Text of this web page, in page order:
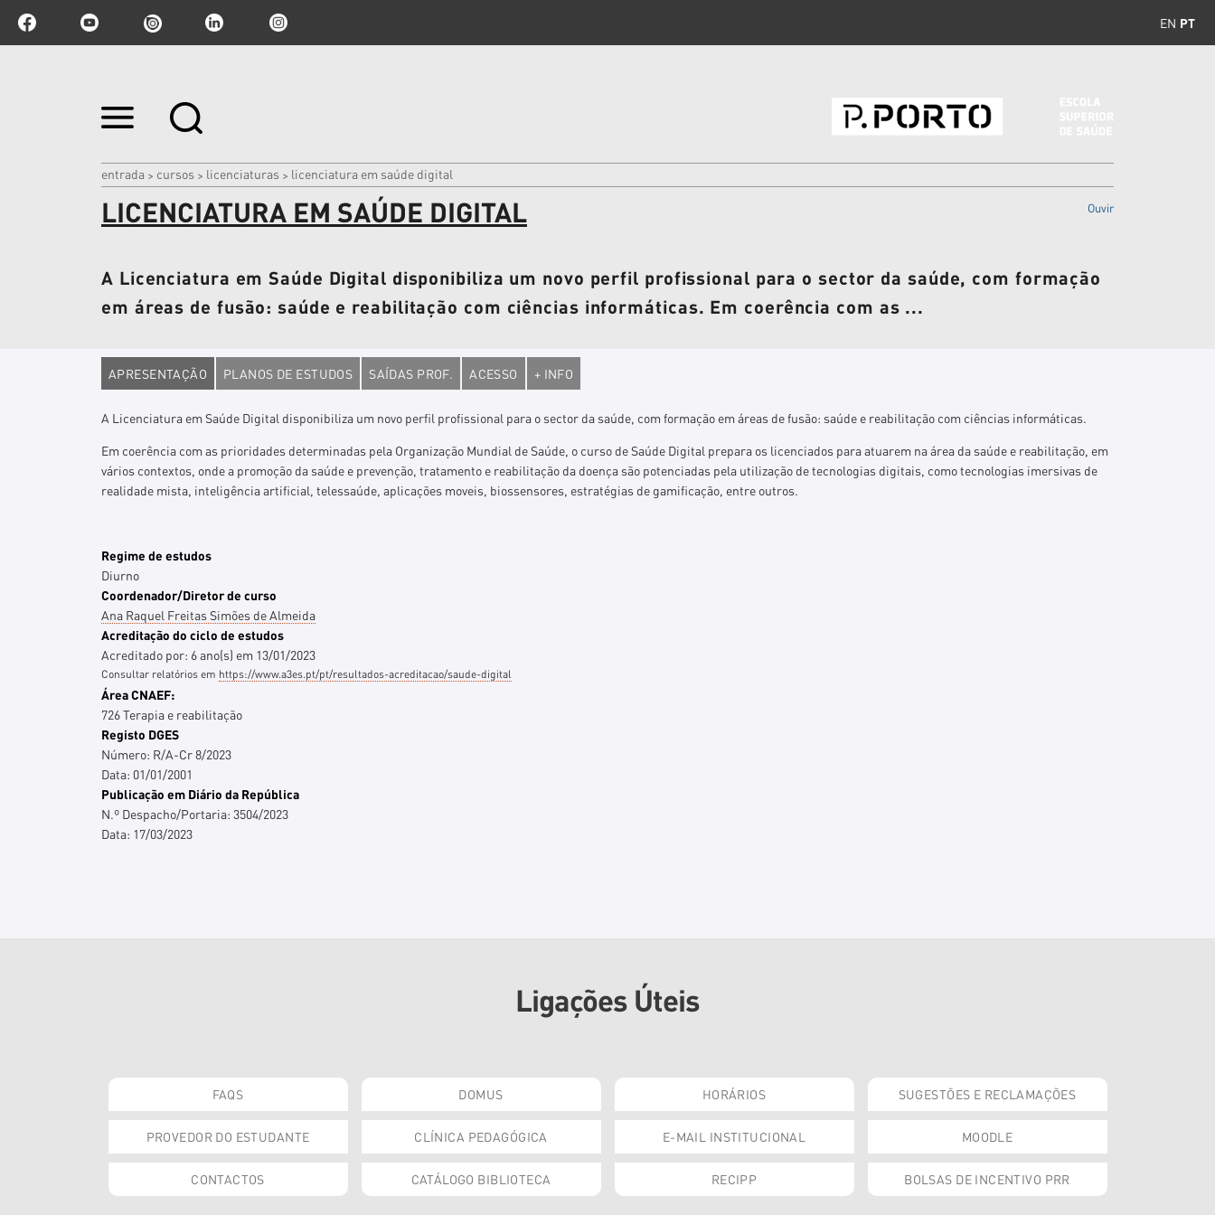
EN PT
Ir
para
|
Ir
para
entrada > cursos > licenciaturas > licenciatura em saúde digital
LICENCIATURA EM SAÚDE DIGITAL Ouvir
A Licenciatura em Saúde Digital disponibiliza um novo perfil profissional para o sector da saúde, com formação
em áreas de fusão: saúde e reabilitação com ciências informáticas. Em coerência com as ...
APRESENTAÇÃO PLANOS DE ESTUDOS SAÍDAS PROF. ACESSO + INFO
A Licenciatura em Saúde Digital disponibiliza um novo perfil profissional para o sector da saúde, com formação em áreas de fusão: saúde e reabilitação com ciências informáticas.
Em coerência com as prioridades determinadas pela Organização Mundial de Saúde, o curso de Saúde Digital prepara os licenciados para atuarem na área da saúde e reabilitação, em
vários contextos, onde a promoção da saúde e prevenção, tratamento e reabilitação da doença são potenciadas pela utilização de tecnologias digitais, como tecnologias imersivas de
realidade mista, inteligência artificial, telessaúde, aplicações moveis, biossensores, estratégias de gamificação, entre outros.
Regime de estudos
Diurno
Coordenador/Diretor de curso
Ana Raquel Freitas Simões de Almeida
Acreditação do ciclo de estudos
Acreditado por: 6ano(s) em 13/01/2023
Consultar relatórios em https://www.a3es.pt/pt/resultados-acreditacao/saude-digital
Área CNAEF:
726 Terapia e reabilitação
Registo DGES
Número: R/A-Cr 8/2023
Data: 01/01/2001
Publicação em Diário da República
N.º Despacho/Portaria: 3504/2023
Data: 17/03/2023
Ligações Úteis
FAQS DOMUS HORÁRIOS SUGESTÕES E RECLAMAÇÕES
PROVEDOR DO ESTUDANTE CLÍNICA PEDAGÓGICA E-MAIL INSTITUCIONAL MOODLE
CONTACTOS CATÁLOGO BIBLIOTECA RECIPP BOLSAS DE INCENTIVO PRR